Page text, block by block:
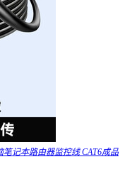
记本路由器监控线 CAT6成品